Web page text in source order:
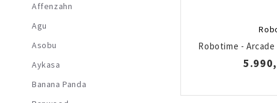
Affenzahn
Agu
Asobu
Aykasa
Banana Panda
Robotime -